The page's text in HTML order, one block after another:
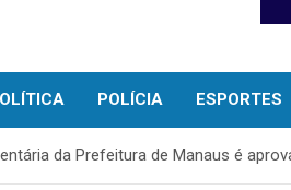
POLÍCIA ESPORTES
da Prefeitura de Manaus é